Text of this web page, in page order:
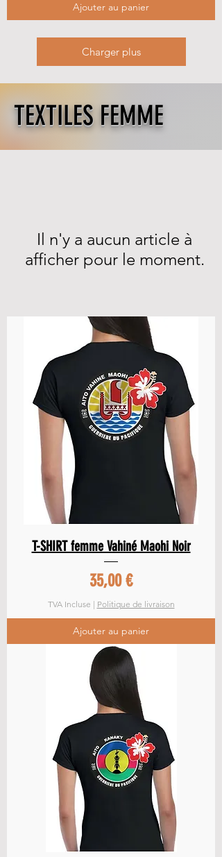
Ajouter au panier
Charger plus
TEXTILES FEMME
Il n'y a aucun article à
afficher pour le moment.
T-SHIRT femme Vahiné Maohi Noir
Prix
35,00 €
TVA Incluse | Politique de livraison
Ajouter au panier